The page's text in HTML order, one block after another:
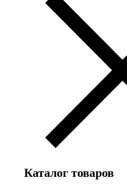
Каталог товаров